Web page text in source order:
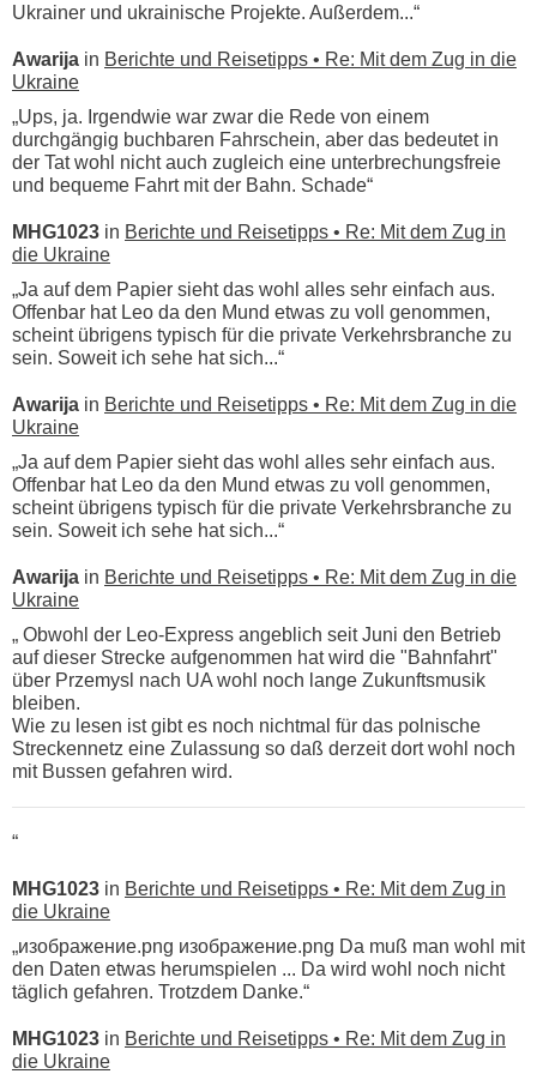
Ukrainer und ukrainische Projekte. Außerdem...“
Awarija in Berichte und Reisetipps • Re: Mit dem Zug in die
Ukraine
„Ups, ja. Irgendwie war zwar die Rede von einem
durchgängig buchbaren Fahrschein, aber das bedeutet in
der Tat wohl nicht auch zugleich eine unterbrechungsfreie
und bequeme Fahrt mit der Bahn. Schade“
MHG1023 in Berichte und Reisetipps • Re: Mit dem Zug in
die Ukraine
„Ja auf dem Papier sieht das wohl alles sehr einfach aus.
Offenbar hat Leo da den Mund etwas zu voll genommen,
scheint übrigens typisch für die private Verkehrsbranche zu
sein. Soweit ich sehe hat sich...“
Awarija in Berichte und Reisetipps • Re: Mit dem Zug in die
Ukraine
„Ja auf dem Papier sieht das wohl alles sehr einfach aus.
Offenbar hat Leo da den Mund etwas zu voll genommen,
scheint übrigens typisch für die private Verkehrsbranche zu
sein. Soweit ich sehe hat sich...“
Awarija in Berichte und Reisetipps • Re: Mit dem Zug in die
Ukraine
„ Obwohl der Leo-Express angeblich seit Juni den Betrieb
auf dieser Strecke aufgenommen hat wird die "Bahnfahrt"
über Przemysl nach UA wohl noch lange Zukunftsmusik
bleiben.
Wie zu lesen ist gibt es noch nichtmal für das polnische
Streckennetz eine Zulassung so daß derzeit dort wohl noch
mit Bussen gefahren wird.
“
MHG1023 in Berichte und Reisetipps • Re: Mit dem Zug in
die Ukraine
„изображение.png изображение.png Da muß man wohl mit
den Daten etwas herumspielen ... Da wird wohl noch nicht
täglich gefahren. Trotzdem Danke.“
MHG1023 in Berichte und Reisetipps • Re: Mit dem Zug in
die Ukraine